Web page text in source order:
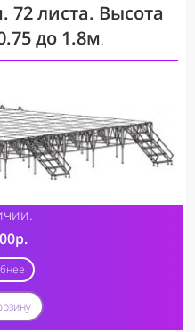
72 листа. Высота
до 1.8м.